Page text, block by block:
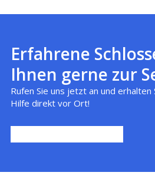
Erfahrene
Ihnen gerne zur
Rufen Sie uns jetzt an und
Hilfe direkt vor Ort!